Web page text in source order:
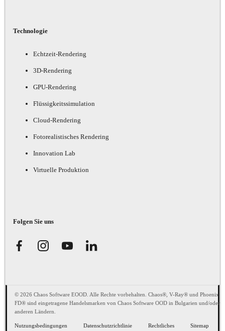
Technologie
Echtzeit-Rendering
3D-Rendering
GPU-Rendering
Flüssigkeitssimulation
Cloud-Rendering
Fotorealistisches Rendering
Innovation Lab
Virtuelle Produktion
Folgen Sie uns
© 2026 Chaos Software EOOD. Alle Rechte vorbehalten. Chaos®, V-Ray® und Phoenix
FD® sind eingetragene Handelsmarken von Chaos Software OOD in Bulgarien und/oder
anderen Ländern.
Nutzungsbedingungen Datenschutzrichtlinie Rechtliches Sitemap